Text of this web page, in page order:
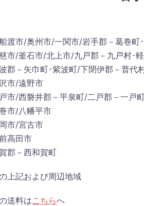
船渡市/奥州市/一関市/岩手郡－葛巻
慈市/釜石市/北上市/九戸郡－九戸村･
波郡－矢巾町･紫波町/下閉伊郡－普代
市/遠野市
戸市/西磐井郡－平泉町/二戸郡－一戸
巻市/八幡平市
市/宮古市
高田市
郡－西和賀町
上記および周辺地域
送料はこちらへ